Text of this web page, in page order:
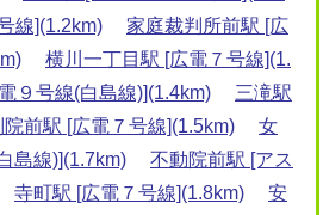
線](1.2km)
家庭裁判所前駅 [広
横川一丁目駅 [広電７号線](1.
９号線(白島線)](1.4km)
三滝駅
院前駅 [広電７号線](1.5km)
女
島線)](1.7km)
不動院前駅 [アス
寺町駅 [広電７号線](1.8km)
安